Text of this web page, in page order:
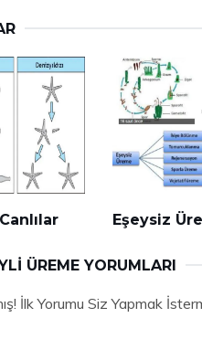
Eşeysiz
ÜREME YORUMLARI
İlk Yorumu Siz Yapmak